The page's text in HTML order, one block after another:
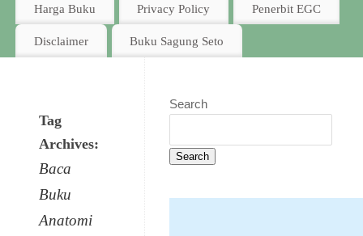
Harga Buku Privacy Policy Penerbit EGC
Disclaimer Buku Sagung Seto
Tag
Archives:
Baca
Buku
Anatomi
Search
Search